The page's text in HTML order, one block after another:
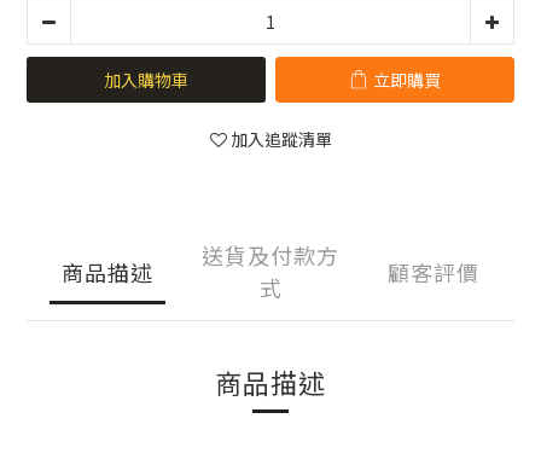
加入購物車 立即購買
加入追蹤清單
商品描述
送貨及付款方
式
顧客評價
商品描述